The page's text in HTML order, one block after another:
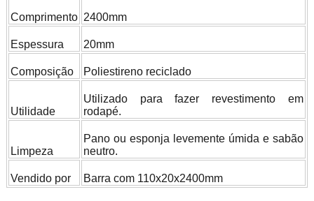
Comprimento 2400mm
Espessura 20mm
Composição Poliestireno reciclado
Utilidade
Utilizado para fazer revestimento em
rodapé.
Limpeza
Pano ou esponja levemente úmida e sabão
neutro.
Vendido por Barra com 110x20x2400mm